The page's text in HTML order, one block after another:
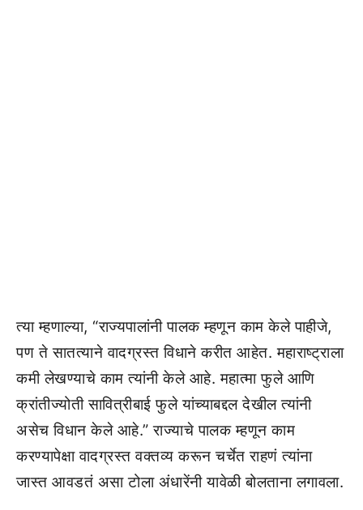
त्या म्हणाल्या, “राज्यपालांनी पालक म्हणून काम केले पाहीजे,
पण ते सातत्याने वादग्रस्त विधाने करीत आहेत. महाराष्ट्राला
कमी लेखण्याचे काम त्यांनी केले आहे. महात्मा फुले आणि
क्रांतीज्योती सावित्रीबाई फुले यांच्याबद्दल देखील त्यांनी
असेच विधान केले आहे.” राज्याचे पालक म्हणून काम
करण्यापेक्षा वादग्रस्त वक्तव्य करून चर्चेत राहणं त्यांना
जास्त आवडतं असा टोला अंधारेंनी यावेळी बोलताना लगावला.